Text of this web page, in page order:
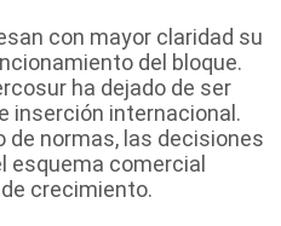
con mayor claridad su
del bloque.
ha dejado de ser
inserción internacional.
de normas, las decisiones
esquema comercial
crecimiento.